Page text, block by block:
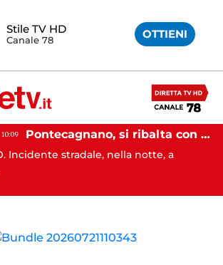
Stile TV HD
Canale 78 OTTIENI
10:09 Pontecagnano, si ribalta con l'auto alla rotatoria: giovane ferito
Incidente stradale, nella notte, a